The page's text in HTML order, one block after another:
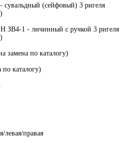
(сейфовый) 3 ригеля
- личинный с ручкой 3 ригеля
замена по каталогу)
каталогу)
левая/правая